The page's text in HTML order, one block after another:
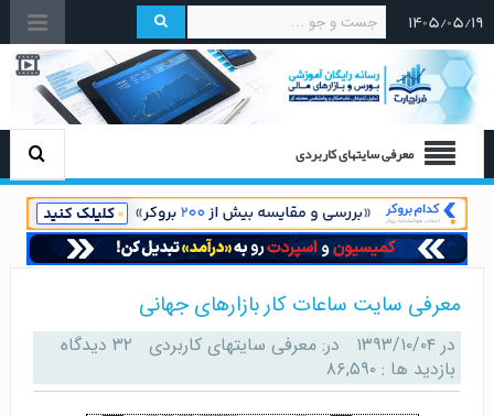
۱۴۰۵/۰۵/۱۹
معرفی سایتهای کاربردی
معرفی سایت ساعات کار بازارهای جهانی
در ۱۳۹۳/۱۰/۰۴ در: معرفی سایتهای کاربردی
۳۲ دیدگاه
بازدید ها : ۸۶,۵۹۰